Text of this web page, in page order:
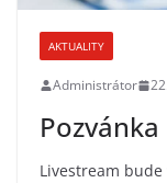
AKTUALITY
Administrátor
Livestream